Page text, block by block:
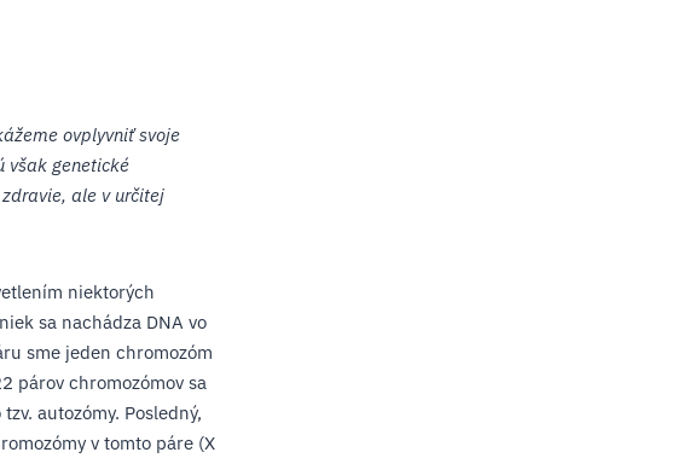
ovplyvniť svoje
však genetické
ale v určitej
niektorých
sa nachádza DNA vo
sme jeden chromozóm
párov chromozómov sa
autozómy. Posledný,
v tomto páre (X